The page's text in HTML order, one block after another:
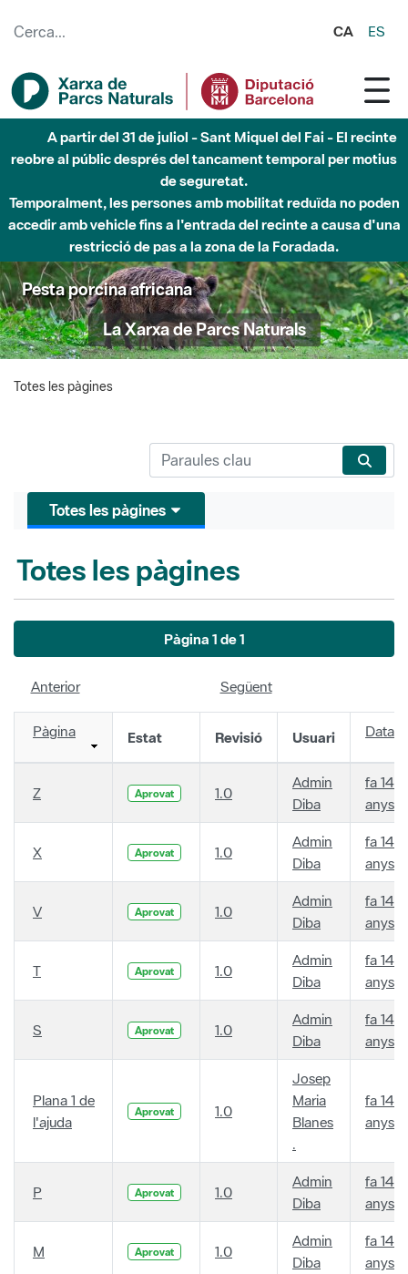
CA ES
A partir del 31 de juliol - Sant Miquel del Fai - El recinte
reobre al públic després del tancament temporal per motius
de seguretat.
Temporalment, les persones amb mobilitat reduïda no poden
accedir amb vehicle fins a l'entrada del recinte a causa d'una
restricció de pas a la zona de la Foradada.
Pesta porcina africana
La Xarxa de Parcs Naturals
Totes les pàgines
Totes les pàgines
Totes les pàgines
Pàgina 1 de 1
Anterior Següent
Pàgina Estat Revisió Usuari Data
Z Aprovat 1.0
Admin
Diba
fa 14
anys
X Aprovat 1.0
Admin
Diba
fa 14
anys
V Aprovat 1.0
Admin
Diba
fa 14
anys
T Aprovat 1.0
Admin
Diba
fa 14
anys
S Aprovat 1.0
Admin
Diba
fa 14
anys
Plana 1 de
l'ajuda
Aprovat 1.0
Josep
Maria
Blanes
.
fa 14
anys
P Aprovat 1.0
Admin
Diba
fa 14
anys
M Aprovat 1.0
Admin
Diba
fa 14
anys